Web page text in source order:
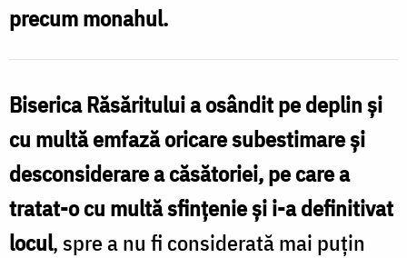
precum monahul.
Biserica Răsăritului a osândit pe deplin şi
cu multă emfază oricare subestimare şi
desconsiderare a căsătoriei, pe care a
tratat-o cu multă sfinţenie şi i-a definitivat
locul, spre a nu fi considerată mai puţin